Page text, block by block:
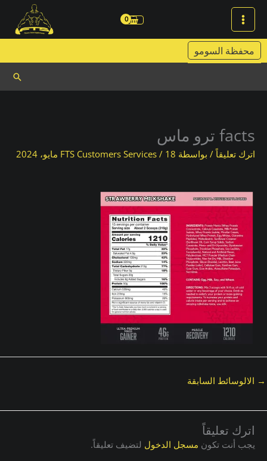
تخطي
المحتوى
محفظة السومو
facts ترو ماس
اترك تعليقاً / بواسطة FTS Customers Services / 18 مايو، 2024
→ الالوسائط السابقة
اترك تعليقاً
يجب أنت تكون مسجل الدخول لتضيف تعليقاً.